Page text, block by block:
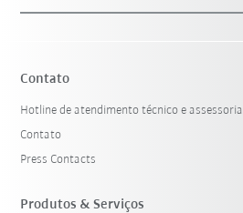
Contato
Hotline de atendimento técnico e assessoria
Contato
Press Contacts
Produtos & Serviços